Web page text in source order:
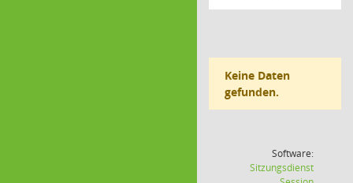
Keine Daten
gefunden.
Software:
Sitzungsdienst